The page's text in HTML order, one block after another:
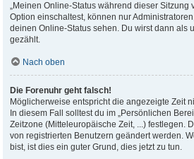
„Meinen Online-Status während dieser Sitzung
Option einschaltest, können nur
deinen Online-Status sehen. Du wirst dann als
gezählt.
Nach oben
Die Forenuhr geht falsch!
Möglicherweise entspricht die angezeigte Zeit
In diesem Fall solltest du im „Persönlichen
Zeitzone (Mitteleuropäische Zeit, ...) festlegen.
von registrierten Benutzern geändert werden.
bist, ist dies ein guter Grund, dies jetzt zu tun.